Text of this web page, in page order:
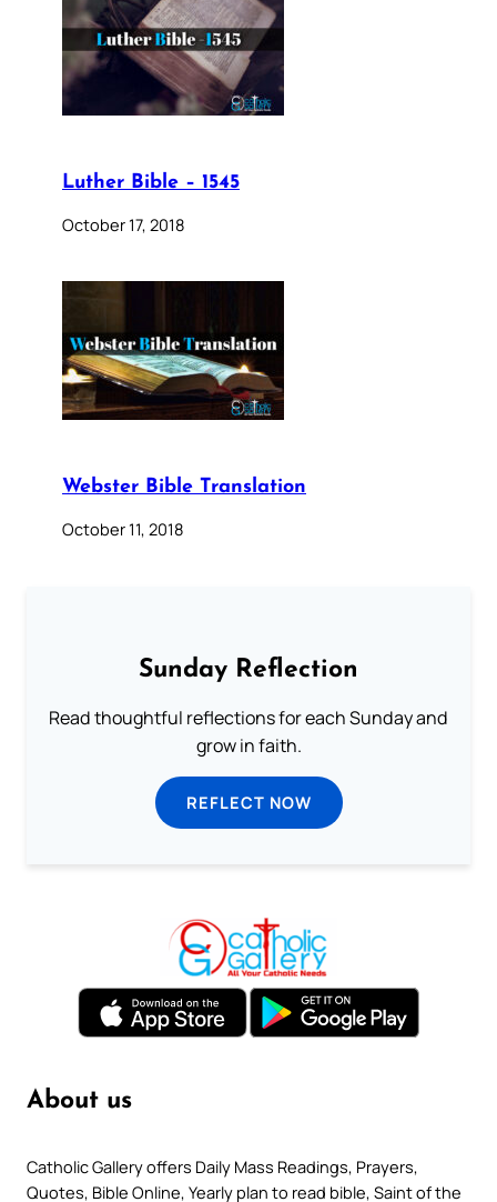
Luther Bible – 1545
October 17, 2018
Webster Bible Translation
October 11, 2018
Sunday Reflection
Read thoughtful reflections for each Sunday and
grow in faith.
REFLECT NOW
About us
Catholic Gallery offers Daily Mass Readings, Prayers,
Quotes, Bible Online, Yearly plan to read bible, Saint of the